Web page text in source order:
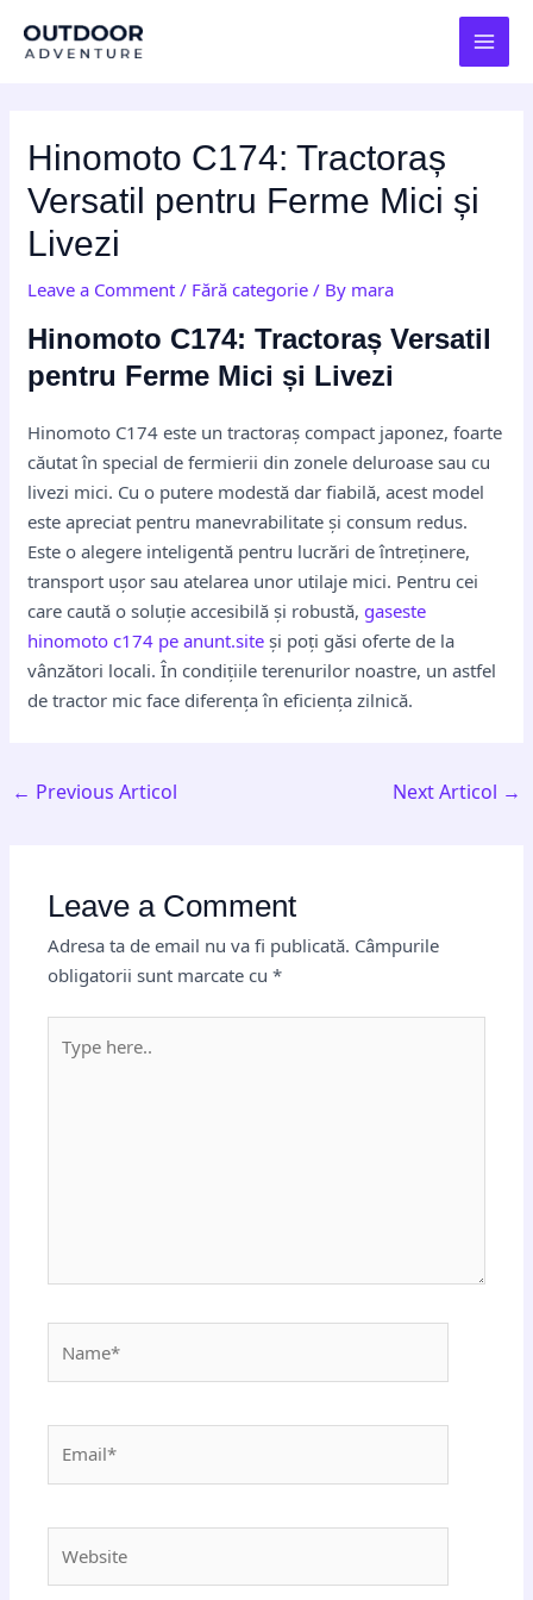
Hinomoto C174: Tractoraș
Versatil pentru Ferme Mici și
Livezi
Leave a Comment / Fără categorie / By mara
Hinomoto C174: Tractoraș Versatil
pentru Ferme Mici și Livezi
Hinomoto C174 este un tractoraș compact japonez, foarte
căutat în special de fermierii din zonele deluroase sau cu
livezi mici. Cu o putere modestă dar fiabilă, acest model
este apreciat pentru manevrabilitate și consum redus.
Este o alegere inteligentă pentru lucrări de întreținere,
transport ușor sau atelarea unor utilaje mici. Pentru cei
care caută o soluție accesibilă și robustă,gaseste
hinomoto c174 pe anunt.site și poți găsi oferte de la
vânzători locali. În condițiile terenurilor noastre, un astfel
de tractor mic face diferența în eficiența zilnică.
navigation
← Previous Articol Next Articol →
Leave a Comment
Adresa ta de email nu va fi publicată. Câmpurile
obligatorii sunt marcate cu*
here..